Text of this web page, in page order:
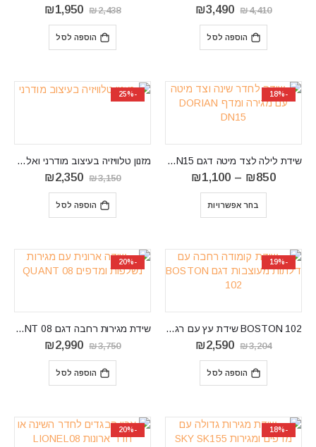
₪4,410
המחיר
היה:
₪4,410.
₪3,490
הוספה לסל
₪2,438
המחיר
היה:
₪2,438.
₪1,950
הוספה לסל
-18%
שידת לילה לצד מיטה דגם DORIAN DN15
₪850
–
₪1,100
טווח
בחר אפשרויות
-25%
‏מזנון טלוויזיה בעיצוב מודרני ואלגנטי נצחי.MILTON01
₪3,150
המחיר
היה:
₪3,150.
₪2,350
הוספה לסל
-19%
BOSTON 102 שידת עץ עם רגלי ברזל דגם
₪3,204
המחיר
המקורי
היה:
₪3,204.
₪2,590
הוספה לסל
-20%
שידת מגירות רחבה דגם QUANT 08
₪3,750
המחיר
המקורי
היה:
₪3,750.
₪2,990
הוספה לסל
-18%
-20%